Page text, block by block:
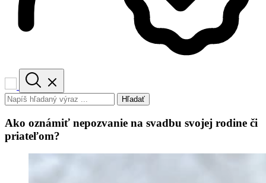
Hľadať
Ako oznámiť nepozvanie na svadbu svojej rodine či
priateľom?